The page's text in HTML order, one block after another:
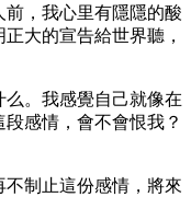
，我心里有隱隱的酸
大的宣告給世界聽，
。我感覺自己就像在
感情，會不會恨我？
制止這份感情，將來